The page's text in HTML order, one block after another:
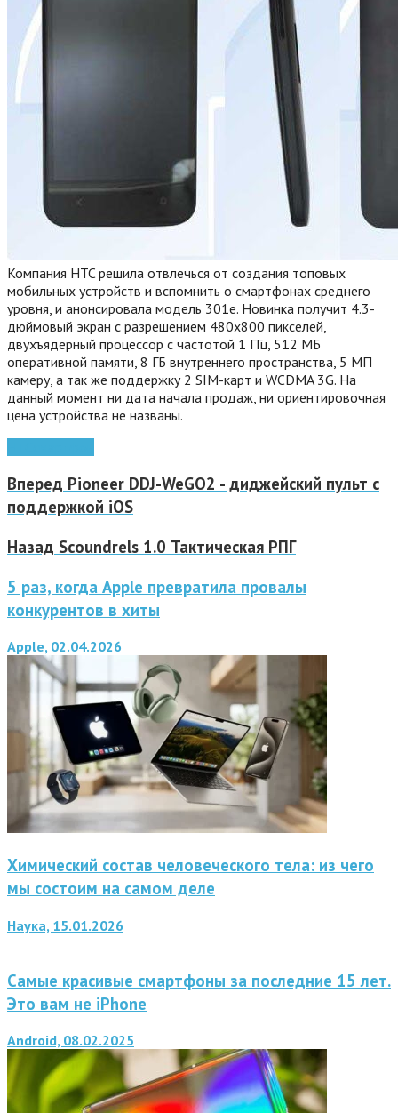
Компания HTC решила отвлечься от создания топовых
мобильных устройств и вспомнить о смартфонах среднего
уровня, и анонсировала модель 301e. Новинка получит 4.3-
дюймовый экран с разрешением 480х800 пикселей,
двухъядерный процессор с частотой 1 ГГц, 512 МБ
оперативной памяти, 8 ГБ внутреннего пространства, 5 МП
камеру, а так же поддержку 2 SIM-карт и WCDMA 3G. На
данный момент ни дата начала продаж, ни ориентировочная
цена устройства не названы.
Вперед Pioneer DDJ-WeGO2 - диджейский пульт с
поддержкой iOS
Назад Scoundrels 1.0 Тактическая РПГ
5 раз, когда Apple превратила провалы
конкурентов в хиты
Apple, 02.04.2026
Химический состав человеческого тела: из чего
мы состоим на самом деле
Наука, 15.01.2026
Самые красивые смартфоны за последние 15 лет.
Это вам не iPhone
Android, 08.02.2025